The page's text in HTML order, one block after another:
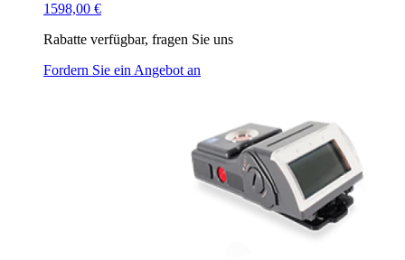
1598,00 €
Rabatte verfügbar, fragen Sie uns
Fordern Sie ein Angebot an